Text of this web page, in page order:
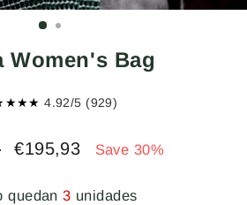
Women's Bag
4.92/5 (929)
Sale
€195,93 Save 30%
quedan3 unidades